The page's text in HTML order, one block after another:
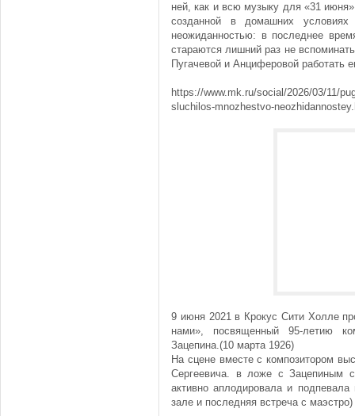
ней, как и всю музыку для «31
созданной в домашних условиях
неожиданностью: в последнее
стараются лишний раз не
Пугачевой и Анциферовой
https://www.mk.ru/social/2026/03/11/
sluchilos-mnozhestvo-
9 июня 2021 в Крокус Сити Холле
нами», посвященный 95-летию
Зацепина.(10 марта 1926)
На сцене вместе с композитором
Сергеевича. в ложе с Зацепиным
активно аплодировала и
зале и последняя встреча с маэстро)